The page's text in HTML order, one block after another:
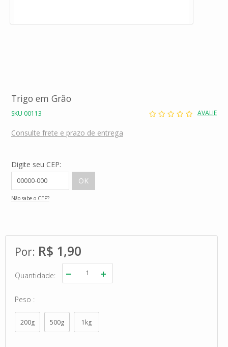
Trigo em Grão
SKU 00113 AVALIE
Consulte frete e prazo de entrega
Digite seu CEP:
Não sabe o CEP?
R$ 1,90
Quantidade
Peso
200g 500g 1kg